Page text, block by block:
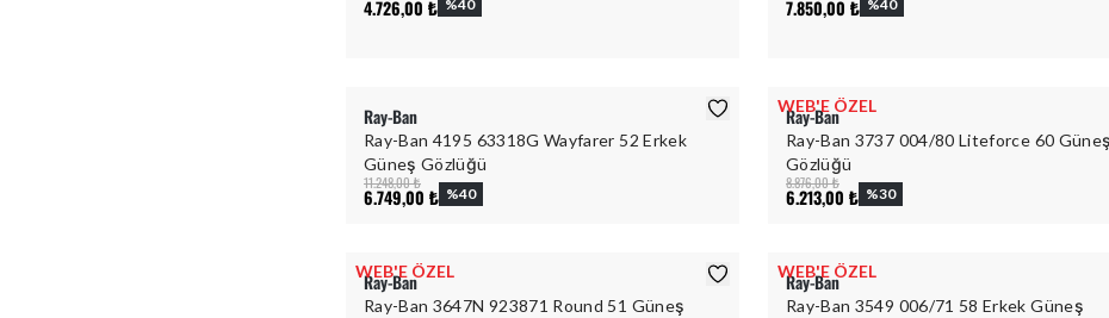
4.726,00 ₺ %40 7.850,00 ₺ %40
Ray-Ban
Ray-Ban 4195 63318G Wayfarer 52 Erkek
Güneş Gözlüğü
11.248,00 ₺
6.749,00 ₺ %40
WEB'E ÖZEL
Ray-Ban
Ray-Ban 3737 004/80 Liteforce 60 Güneş
Gözlüğü
8.876,00 ₺
6.213,00 ₺ %30
WEB'E ÖZEL
Ray-Ban
Ray-Ban 3647N 923871 Round 51 Güneş
WEB'E ÖZEL
Ray-Ban
Ray-Ban 3549 006/71 58 Erkek Güneş